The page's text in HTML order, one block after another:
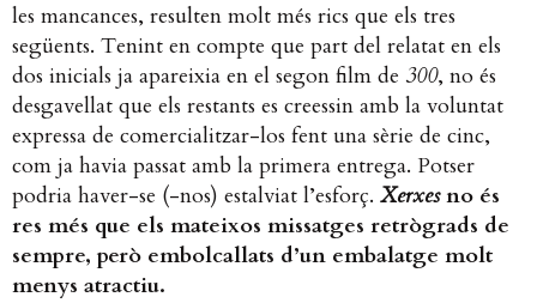
les mancances, resulten molt més rics que els tres
següents. Tenint en compte que part del relatat en els
dos inicials ja apareixia en el segon film de 300, no és
desgavellat que els restants es creessin amb la voluntat
expressa de comercialitzar-los fent una sèrie de cinc,
com ja havia passat amb la primera entrega. Potser
podria haver-se (-nos) estalviat l’esforç. Xerxesno és
res més que els mateixos missatges retrògrads de
sempre, però embolcallats d’un embalatge molt
menys atractiu.